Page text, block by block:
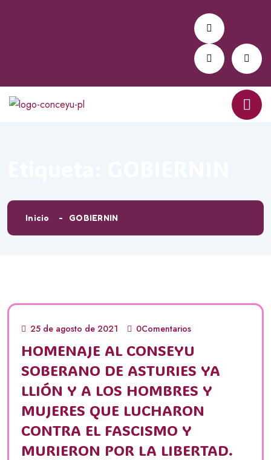
Inicio GOBIERNIN
25 de agosto de 2021 0Comentarios
HOMENAJE AL CONSEYU
SOBERANO DE ASTURIES YA
LLIÓN Y A LOS HOMBRES Y
MUJERES QUE LUCHARON
CONTRA EL FASCISMO Y
MURIERON POR LA LIBERTAD.